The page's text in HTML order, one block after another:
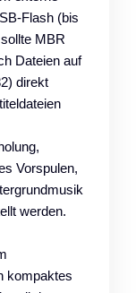
Flash (bis
MBR
Dateien auf
direkt
Vorspulen,
werden.
kompaktes